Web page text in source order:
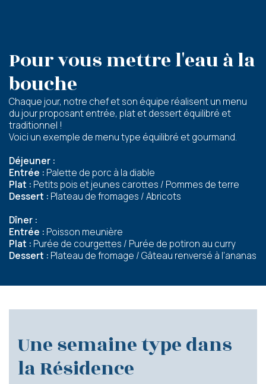
Démarche qualité
Les équipes soignantes
Accompagnement spécialisé
Intervenants extérieurs et partenariats
Restauration
Animations et sorties
Les services
Nous contacter
Horaires et accès
Démarches d'admission
Pour vous mettre l'eau à la
bouche
Chaque jour, notre chef et son équipe réalisent un menu
du jour proposant entrée, plat et dessert équilibré et
traditionnel !
Voici un exemple de menu type équilibré et gourmand.
Déjeuner :
Entrée : Palette de porc à la diable
Plat : Petits pois et jeunes carottes / Pommes de terre
Dessert : Plateau de fromages / Abricots
Dîner :
Entrée : Poisson meunière
Plat : Purée de courgettes / Purée de potiron au curry
Dessert : Plateau de fromage / Gâteau renversé à l’ananas
Une semaine type dans
la Résidence